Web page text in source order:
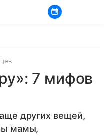
7 мифов
других вещей,
мамы,